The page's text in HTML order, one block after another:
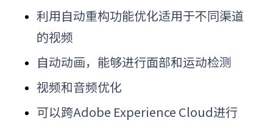
利用自动重构功能优化适用于不同渠道
的视频
自动动画，能够进行面部和运动检测
视频和音频优化
可以跨Adobe Experience Cloud进行